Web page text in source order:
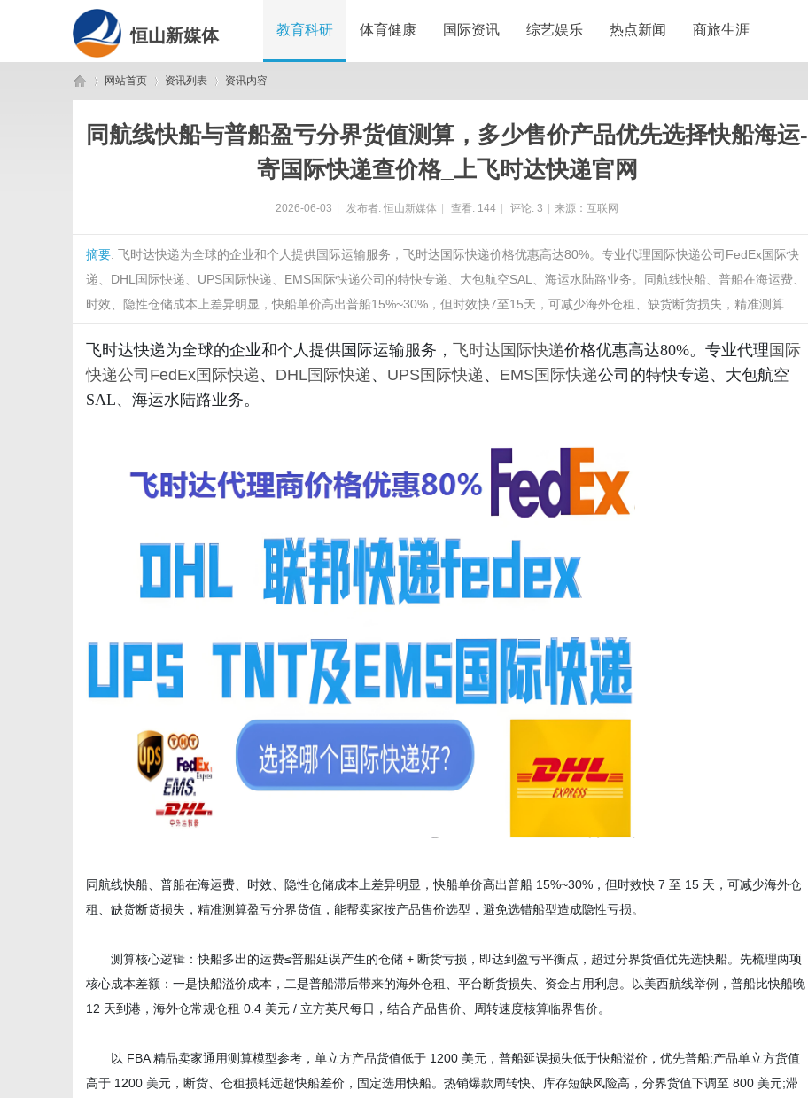
恒山新媒体 教育科研 体育健康 国际资讯 综艺娱乐 热点新闻 商旅生涯
网站首页 资讯列表 资讯内容
同航线快船与普船盈亏分界货值测算，多少售价产品优先选择快船海运-
寄国际快递查价格_上飞时达快递官网
2026-06-03 发布者: 恒山新媒体 查看: 144 评论: 3 来源：互联网
摘要: 飞时达快递为全球的企业和个人提供国际运输服务，飞时达国际快递价格优惠高达80%。专业代理国际快递公司FedEx国际快
递、DHL国际快递、UPS国际快递、EMS国际快递公司的特快专递、大包航空SAL、海运水陆路业务。同航线快船、普船在海运费、
时效、隐性仓储成本上差异明显，快船单价高出普船15%~30%，但时效快7至15天，可减少海外仓租、缺货断货损失，精准测算......
飞时达快递为全球的企业和个人提供国际运输服务， 飞时达 国际快递价格优惠高达80%。专业代理 国际
快递公司 FedEx国际快递 、 DHL国际快递 、 UPS国际快递 、 EMS国际快递公司的特快专递、大包航空
SAL、海运水陆路业务。
同航线快船、普船在海运费、时效、隐性仓储成本上差异明显，快船单价高出普船 15%~30%，但时效快 7 至 15 天，可减少海外仓
租、缺货断货损失，精准测算盈亏分界货值，能帮卖家按产品售价选型，避免选错船型造成隐性亏损。
测算核心逻辑：快船多出的运费≤普船延误产生的仓储 + 断货亏损，即达到盈亏平衡点，超过分界货值优先选快船。先梳理两项
核心成本差额：一是快船溢价成本，二是普船滞后带来的海外仓租、平台断货损失、资金占用利息。以美西航线举例，普船比快船晚
12 天到港，海外仓常规仓租 0.4 美元 / 立方英尺每日，结合产品售价、周转速度核算临界售价。
以 FBA 精品卖家通用测算模型参考，单立方产品货值低于 1200 美元，普船延误损失低于快船溢价，优先普船;产品单立方货值
高于 1200 美元，断货、仓租损耗远超快船差价，固定选用快船。热销爆款周转快、库存短缺风险高，分界货值下调至 800 美元;滞